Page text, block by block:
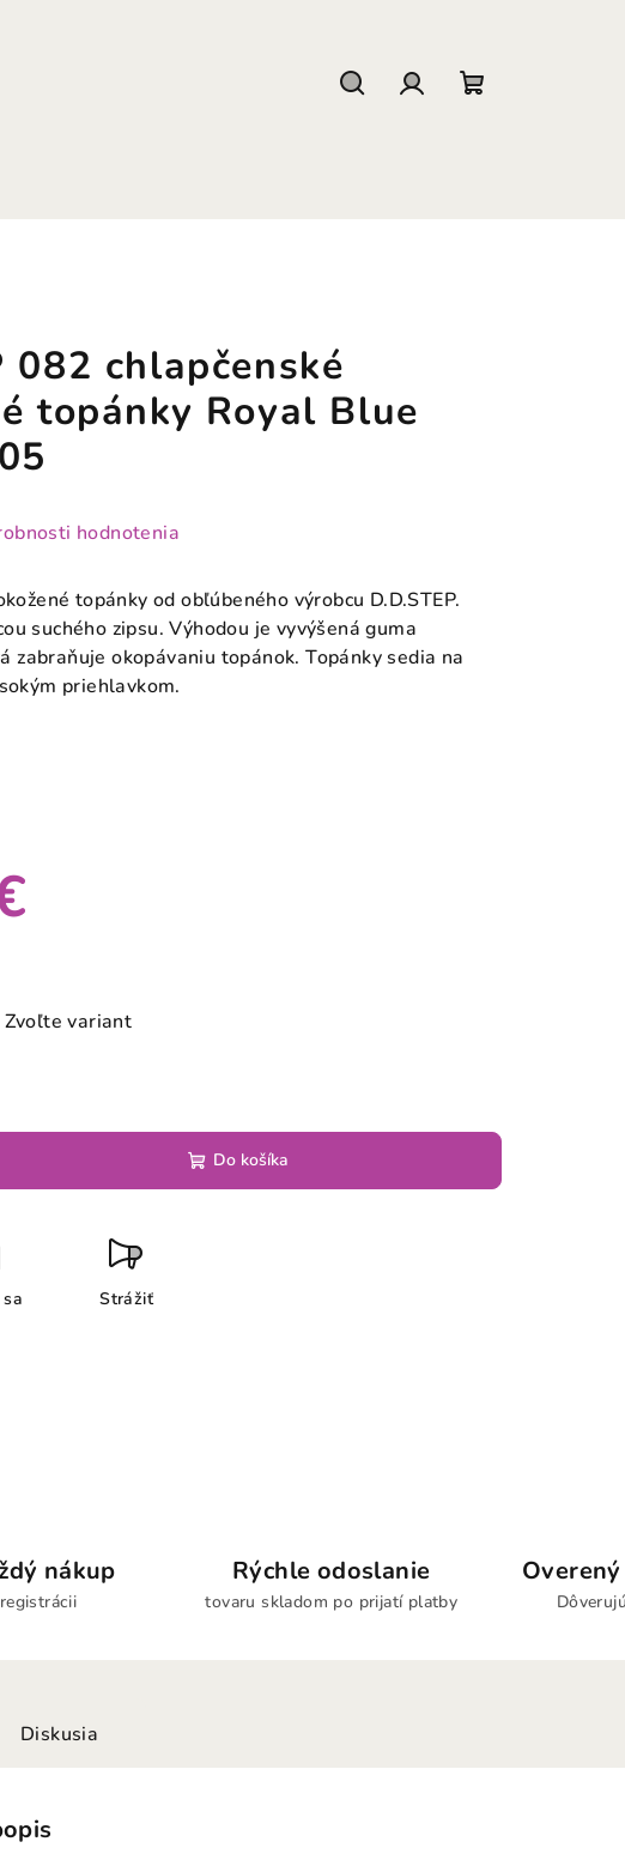
082 chlapčenské
topánky Royal Blue
hodnotenia
topánky od obľúbeného výrobcu D.D.STEP.
suchého zipsu. Výhodou je vyvýšená guma
zabraňuje okopávaniu topánok. Topánky sedia na
priehlavkom.
Zvoľte variant
Do košíka
Strážiť
nákup Rýchle odoslanie
tovaru skladom po prijatí platby
Diskusia